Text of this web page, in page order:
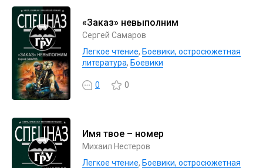
«Заказ» невыполним
Сергей Самаров
Легкое чтение, Боевики, остросюжетная
литература, Боевики
0 0
Имя твое – номер
Михаил Нестеров
Легкое чтение, Боевики, остросюжетная